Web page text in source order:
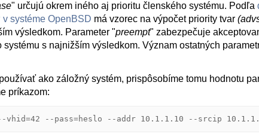
" určujú okrem iného aj prioritu členského systému. Podľa
systéme OpenBSD má vzorec na výpočet priority tvar
výsledkom. Parameter "preempt" zabezpečuje
s najnižším výsledkom. Význam ostatných
ako záložný systém, prispôsobíme tomu hodnotu
príkazom:
--pass=heslo --addr 10.1.1.10 --srcip